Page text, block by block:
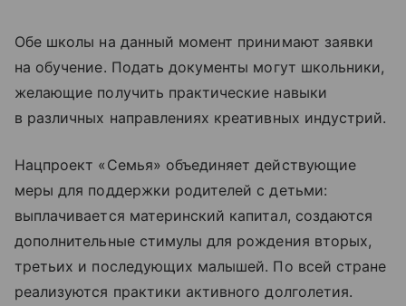
Обе школы на данный момент принимают заявки
на обучение. Подать документы могут школьники,
желающие получить практические навыки
в различных направлениях креативных индустрий.
Нацпроект «Семья» объединяет действующие
меры для поддержки родителей с детьми:
выплачивается материнский капитал, создаются
дополнительные стимулы для рождения вторых,
третьих и последующих малышей. По всей стране
реализуются практики активного долголетия.